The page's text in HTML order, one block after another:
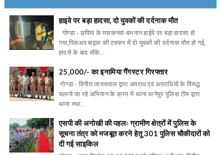
हाइवे पर बड़ा हादसा, दो युवकों की दर्दनाक मौत
गोण्डा - छपिया के मसकनवां-बभनान हाईवे पर बड़ा हादसा हो
गया,पिकअप बाइक की टक्कर में दो युवकों की दर्दनाक मौत हो गई,
हादसे के बाद मौके...
25,000/- का इनामिया गैंगस्टर गिरफ्तार
गोण्डा - विनीत जायसवाल द्वारा अपराध एवं अपराधियों के विरूद्ध
चलाये जा रहे अभियान के क्रम में थाना धानेपुर पुलिस टीम द्वारा
थाना स्था...
एसपी की अनोखी की पहलः ग्रामीण क्षेत्रों में पुलिस के
सूचना तंत्र को मजबूत करने हेतु 301 पुलिस चौकीदारों को
दी गई साइकिल